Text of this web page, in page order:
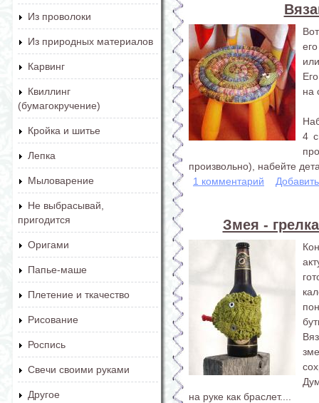
Из проволоки
Из природных материалов
Карвинг
Квиллинг
(бумагокручение)
Кройка и шитье
Лепка
Мыловарение
Не выбрасывай,
пригодится
Оригами
Папье-маше
Плетение и ткачество
Рисование
Роспись
Свечи своими руками
Другое
на
4
произвольно), набейте
1 комментарий
Змея -
на руке как браслет....